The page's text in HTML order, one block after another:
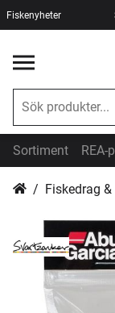
Fiskenyheter
Sortiment REA-
Fiskedrag &